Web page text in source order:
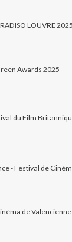
LOUVRE 2025
Awards 2025
du Film
- Festival de
de